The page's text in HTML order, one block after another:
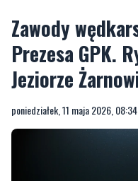
Zawody
Prezesa GPK.
Jeziorze
poniedziałek, 11 maja 2026, 08:34